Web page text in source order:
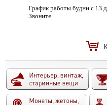
График работы будни с 13
Звоните
Интерьер, винтаж,
старинные вещи
Монеты, жетоны,